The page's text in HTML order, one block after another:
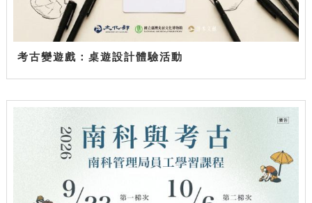
考古變遊戲：桌遊設計體驗活動